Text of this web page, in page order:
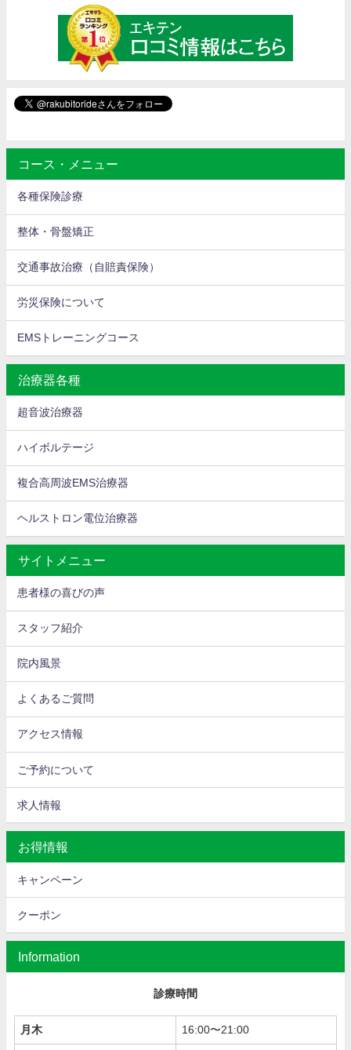
コース・メニュー
各種保険診療
整体・骨盤矯正
交通事故治療（自賠責保険）
労災保険について
EMSトレーニングコース
治療器各種
超音波治療器
ハイボルテージ
複合高周波EMS治療器
ヘルストロン電位治療器
サイトメニュー
患者様の喜びの声
スタッフ紹介
院内風景
よくあるご質問
アクセス情報
ご予約について
求人情報
お得情報
キャンペーン
クーポン
Information
診療時間
月木 16:00〜21:00